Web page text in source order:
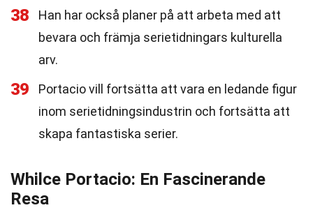
38
Han har också planer på att arbeta med att
bevara och främja serietidningars kulturella
arv.
39
Portacio vill fortsätta att vara en ledande figur
inom serietidningsindustrin och fortsätta att
skapa fantastiska serier.
Whilce Portacio: En Fascinerande
Resa